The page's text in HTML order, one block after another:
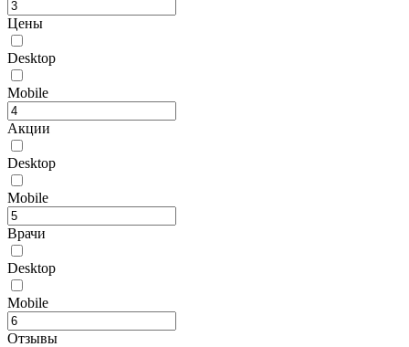
Цены
Desktop
Mobile
Акции
Desktop
Mobile
Врачи
Desktop
Mobile
Отзывы